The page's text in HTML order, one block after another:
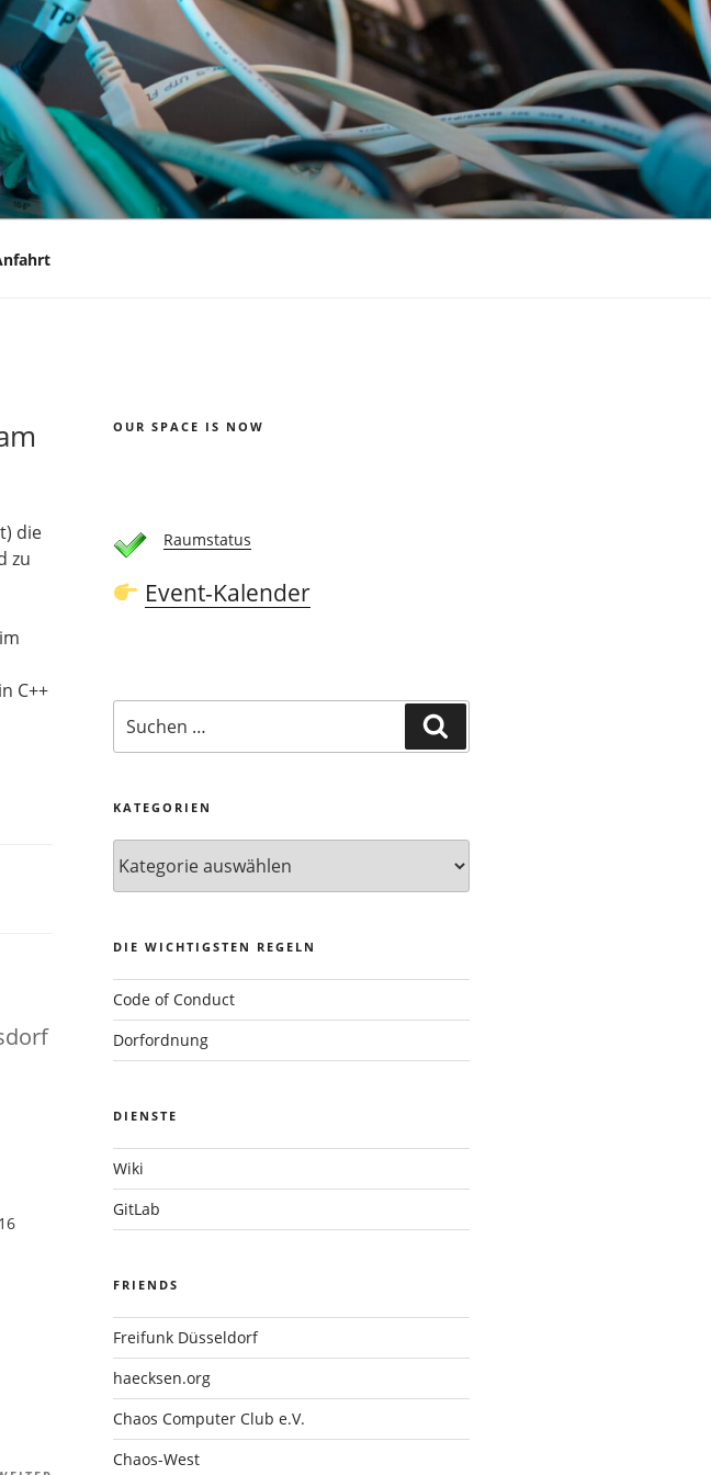
die
zu
C++
OUR SPACE IS NOW
Raumstatus
Event-Kalender
nach:
KATEGORIEN
DIE WICHTIGSTEN REGELN
Code of Conduct
Dorfordnung
DIENSTE
Wiki
GitLab
FRIENDS
Freifunk Düsseldorf
haecksen.org
Chaos Computer Club e.V.
Chaos-West